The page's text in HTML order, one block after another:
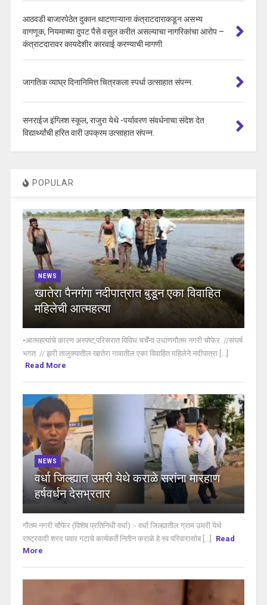
आठवडी बाजारपेठेत दुकान थाटणाऱ्याना कंत्राटदाराकडून असभ्य
वागणूक, नियमाच्या दुपट पैसे वसुल करीत असल्याचा नागरिकांचा आरोप –
कंत्राटदारावर कायदेशीर कारवाई करण्याची मागणी
जागतिक व्याघ्र दिनानिमित्त चित्रकला स्पर्धा उत्साहात संपन्न.
सनराईज इंग्लिश स्कूल, राजुरा येथे -पर्यावरण संवर्धनाचा संदेश देत
विद्यार्थ्यांची हरित वारी उपक्रम उत्साहात संपन्न.
POPULAR
NEWS
खातेरा पैनगंगा नदीपात्रात बुडून एका विवाहित
महिलेची आत्महत्या
•आत्महत्यांचे कारण अस्पष्ट,परिसरात विविध चर्चेंना उधाणगौतम नगरी चौफेर //संघर्ष
भगत // झरी तालुक्यातील खातेरा गावातील एका विवाहित महिलेने नदीपात्रा [...]
Read More
NEWS
वर्धा जिल्ह्यात उमरी येथे कराळे सरांना मारहाण
हर्षवर्धन देसभ्रतार
गौतम नगरी चौफेर (विशेष प्रतिनिधी वर्धा) :- वर्धा जिल्ह्यातील ग्राम उमरी येथे
राष्ट्रवादी शरद पवार गटाचे कार्यकर्ते नितीन कराळे हे स्व परिवारासोब [...]
Read
More